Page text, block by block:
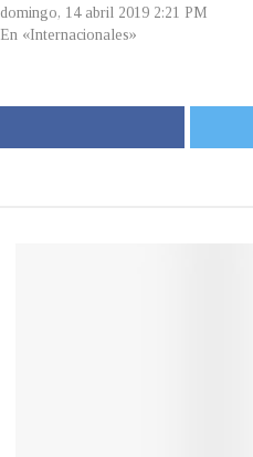
domingo, 14 abril 2019 2:21 PM
En «Internacionales»